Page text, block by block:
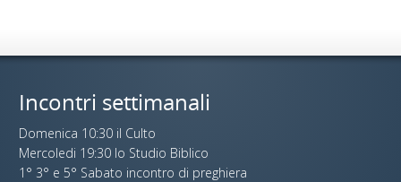
Incontri settimanali
Domenica 10:30 il Culto
Mercoledi 19:30 lo Studio Biblico
1° 3° e 5° Sabato incontro di preghiera